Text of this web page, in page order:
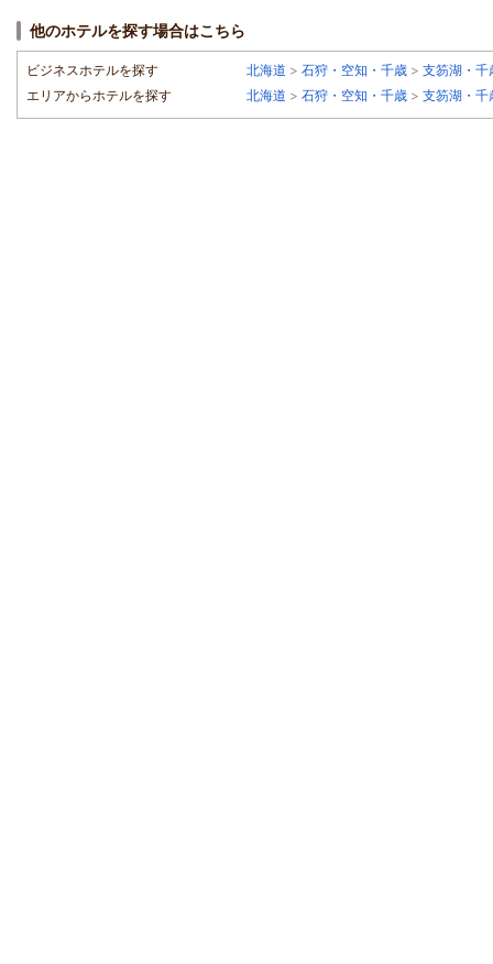
他のホテルを探す場合はこちら
ビジネスホテルを探す 北海道 > 石狩・空知・千歳 > 支笏湖・千
エリアからホテルを探す
北海道 > 石狩・空知・千歳 > 支笏湖・千